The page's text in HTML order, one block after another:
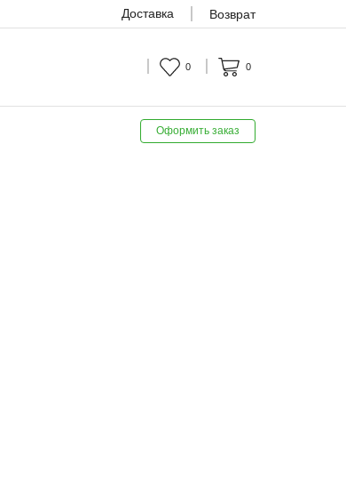
Доставка Возврат
0 0
Оформить заказ